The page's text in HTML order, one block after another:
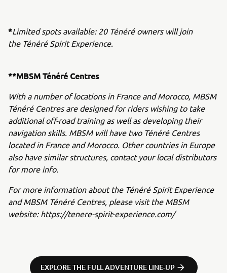
*Limited spots available: 20 Ténéré owners will join
the Ténéré Spirit Experience.
**MBSM Ténéré Centres
With a number of locations in France and Morocco, MBSM
Ténéré Centres are designed for riders wishing to take
additional off-road training as well as developing their
navigation skills. MBSM will have two Ténéré Centres
located in France and Morocco. Other countries in Europe
also have similar structures, contact your local distributors
for more info.
For more information about the Ténéré Spirit Experience
and MBSM Ténéré Centres, please visit the MBSM
website: https://tenere-spirit-experience.com/
EXPLORE THE FULL ADVENTURE LINE-UP